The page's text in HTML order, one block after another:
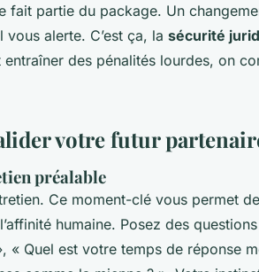
fait partie du package. Un
alerte. C’est ça, la sécurité
des pénalités lourdes, on
votre futur
préalable
Ce moment-clé vous permet
humaine. Posez des
« Quel est votre temps de réponse